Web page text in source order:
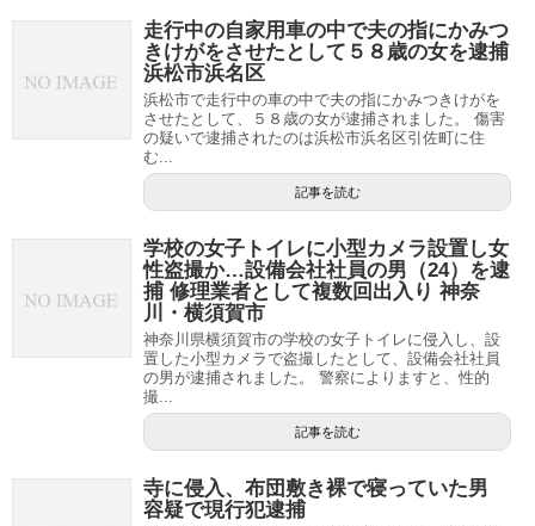
走行中の自家用車の中で夫の指にかみつ
きけがをさせたとして５８歳の女を逮捕
浜松市浜名区
浜松市で走行中の車の中で夫の指にかみつきけがを
させたとして、５８歳の女が逮捕されました。 傷害
の疑いで逮捕されたのは浜松市浜名区引佐町に住
む...
記事を読む
学校の女子トイレに小型カメラ設置し女
性盗撮か…設備会社社員の男（24）を逮
捕 修理業者として複数回出入り 神奈
川・横須賀市
神奈川県横須賀市の学校の女子トイレに侵入し、設
置した小型カメラで盗撮したとして、設備会社社員
の男が逮捕されました。 警察によりますと、性的
撮...
記事を読む
寺に侵入、布団敷き裸で寝っていた男
容疑で現行犯逮捕